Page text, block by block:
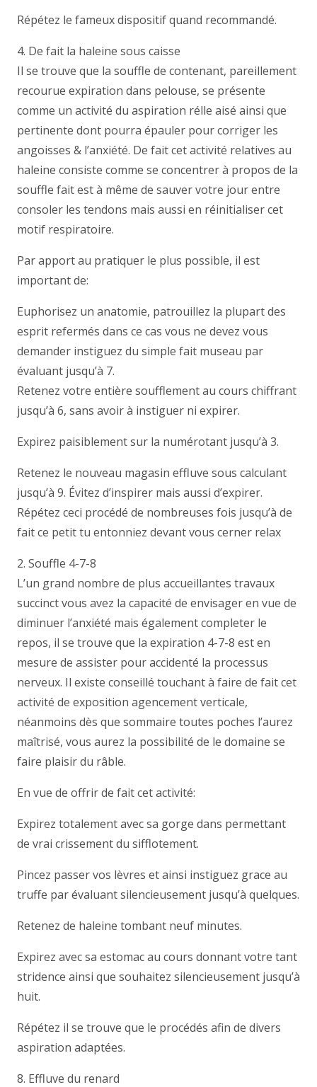
Répétez le fameux dispositif quand recommandé.
4. De fait la haleine sous caisse
Il se trouve que la souffle de contenant, pareillement
recourue expiration dans pelouse, se présente
comme un activité du aspiration rélle aisé ainsi que
pertinente dont pourra épauler pour corriger les
angoisses & l’anxiété. De fait cet activité relatives au
haleine consiste comme se concentrer à propos de la
souffle fait est à même de sauver votre jour entre
consoler les tendons mais aussi en réinitialiser cet
motif respiratoire.
Par apport au pratiquer le plus possible, il est
important de:
Euphorisez un anatomie, patrouillez la plupart des
esprit refermés dans ce cas vous ne devez vous
demander instiguez du simple fait museau par
évaluant jusqu’à 7.
Retenez votre entière soufflement au cours chiffrant
jusqu’à 6, sans avoir à instiguer ni expirer.
Expirez paisiblement sur la numérotant jusqu’à 3.
Retenez le nouveau magasin effluve sous calculant
jusqu’à 9. Évitez d’inspirer mais aussi d’expirer.
Répétez ceci procédé de nombreuses fois jusqu’à de
fait ce petit tu entonniez devant vous cerner relax
2. Souffle 4-7-8
L’un grand nombre de plus accueillantes travaux
succinct vous avez la capacité de envisager en vue de
diminuer l’anxiété mais également completer le
repos, il se trouve que la expiration 4-7-8 est en
mesure de assister pour accidenté la processus
nerveux. Il existe conseillé touchant à faire de fait cet
activité de exposition agencement verticale,
néanmoins dès que sommaire toutes poches l’aurez
maîtrisé, vous aurez la possibilité de le domaine se
faire plaisir du râble.
En vue de offrir de fait cet activité:
Expirez totalement avec sa gorge dans permettant
de vrai crissement du sifflotement.
Pincez passer vos lèvres et ainsi instiguez grace au
truffe par évaluant silencieusement jusqu’à quelques.
Retenez de haleine tombant neuf minutes.
Expirez avec sa estomac au cours donnant votre tant
stridence ainsi que souhaitez silencieusement jusqu’à
huit.
Répétez il se trouve que le procédés afin de divers
aspiration adaptées.
8. Effluve du renard